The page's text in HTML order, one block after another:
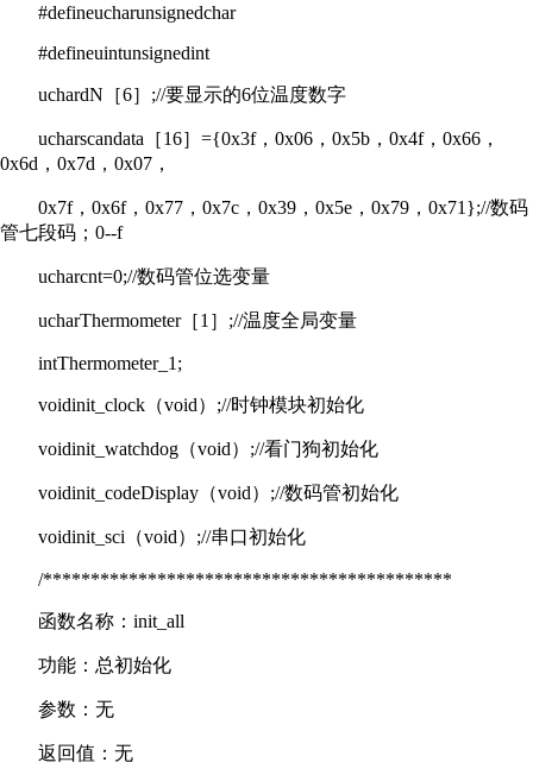
#defineucharunsignedchar
#defineuintunsignedint
uchardN［6］;//要显示的6位温度数字
ucharscandata［16］={0x3f，0x06，0x5b，0x4f，0x66，
0x6d，0x7d，0x07，
0x7f，0x6f，0x77，0x7c，0x39，0x5e，0x79，0x71};//数码
管七段码；0--f
ucharcnt=0;//数码管位选变量
ucharThermometer［1］;//温度全局变量
intThermometer_1;
voidinit_clock（void）;//时钟模块初始化
voidinit_watchdog（void）;//看门狗初始化
voidinit_codeDisplay（void）;//数码管初始化
voidinit_sci（void）;//串口初始化
/*******************************************
函数名称：init_all
功能：总初始化
参数：无
返回值：无